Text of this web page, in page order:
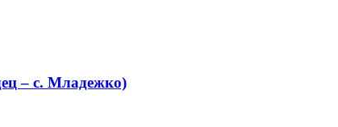
– с. Младежко)